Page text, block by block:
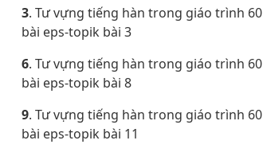
3. Tư vựng tiếng hàn trong giáo trình 60
bài eps-topik bài 3
6. Tư vựng tiếng hàn trong giáo trình 60
bài eps-topik bài 8
9. Tư vựng tiếng hàn trong giáo trình 60
bài eps-topik bài 11